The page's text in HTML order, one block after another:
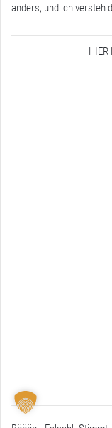
anders, und ich versteh
HIER